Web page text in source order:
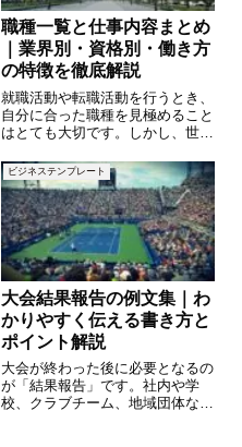
職種一覧と仕事内容まとめ
｜業界別・資格別・働き方
の特徴を徹底解説
就職活動や転職活動を行うとき、
自分に合った職種を見極めること
はとても大切です。しかし、世の
存在し、その仕事内容や求められ
るスキル、働き方は大きく異なり
ます。本記事では、業界別・資格
別・働き方別に職種を整理し、そ
ビジネステンプレート
大会結果報告の例文集｜わ
かりやすく伝える書き方と
ポイント解説
大会が終わった後に必要となるの
が「結果報告」です。社内や学
校、クラブチーム、地域団体な